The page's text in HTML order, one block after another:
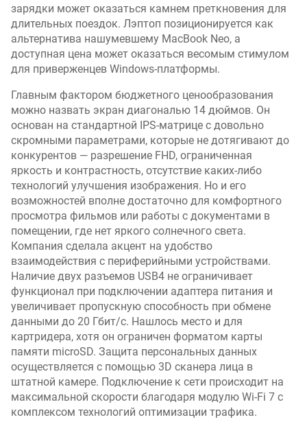
зарядки может оказаться камнем преткновения для
длительных поездок. Лэптоп позиционируется как
альтернатива нашумевшему MacBook Neo, а
доступная цена может оказаться весомым стимулом
для приверженцев Windows-платформы.
Главным фактором бюджетного ценообразования
можно назвать экран диагональю 14 дюймов. Он
основан на стандартной IPS-матрице с довольно
скромными параметрами, которые не дотягивают до
конкурентов — разрешение FHD, ограниченная
яркость и контрастность, отсутствие каких-либо
технологий улучшения изображения. Но и его
возможностей вполне достаточно для комфортного
просмотра фильмов или работы с документами в
помещении, где нет яркого солнечного света.
Компания сделала акцент на удобство
взаимодействия с периферийными устройствами.
Наличие двух разъемов USB4 не ограничивает
функционал при подключении адаптера питания и
увеличивает пропускную способность при обмене
данными до 20 Гбит/с. Нашлось место и для
картридера, хотя он ограничен форматом карты
памяти microSD. Защита персональных данных
осуществляется с помощью 3D сканера лица в
штатной камере. Подключение к сети происходит на
максимальной скорости благодаря модулю Wi-Fi 7 с
комплексом технологий оптимизации трафика.